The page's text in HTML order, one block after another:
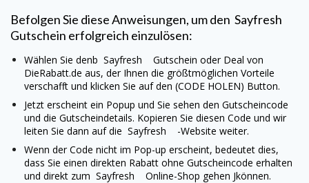
Befolgen Sie diese Anweisungen, um den Sayfresh
Gutschein erfolgreich einzulösen:
Wählen Sie denb Sayfresh Gutschein oder Deal von
DieRabatt.de aus, der Ihnen die größtmöglichen Vorteile
verschafft und klicken Sie auf den (CODE HOLEN) Button.
Jetzt erscheint ein Popup und Sie sehen den Gutscheincode
und die Gutscheindetails. Kopieren Sie diesen Code und wir
leiten Sie dann auf die Sayfresh -Website weiter.
Wenn der Code nicht im Pop-up erscheint, bedeutet dies,
dass Sie einen direkten Rabatt ohne Gutscheincode erhalten
und direkt zum Sayfresh Online-Shop gehen Jkönnen.